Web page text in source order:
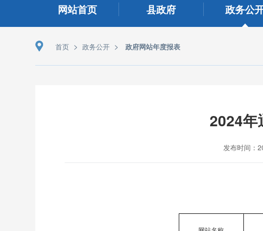
网站首页 县政府 政务公
首页 > 政务公开 > 政府网站年度报表
2024年
发布时间：
填报单